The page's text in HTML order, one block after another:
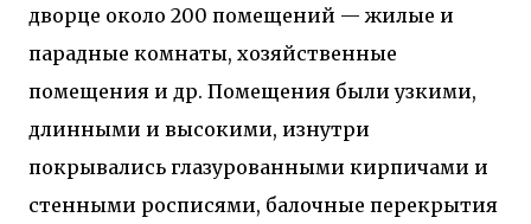
дворце около 200 помещений — жилые и
парадные комнаты, хозяйственные
помещения и др. Помещения были узкими,
длинными и высокими, изнутри
покрывались глазурованными кирпичами и
стенными росписями, балочные перекрытия